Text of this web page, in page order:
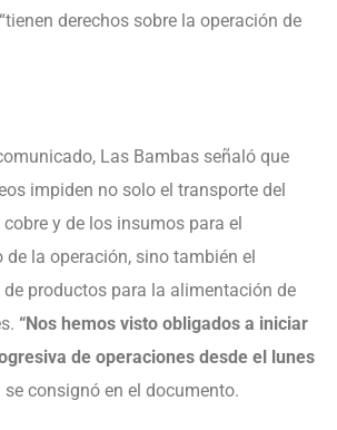
derechos sobre la operación de
Las Bambas señaló que
impiden no solo el transporte del
y de los insumos para el
la operación, sino también el
productos para la alimentación de
“Nos hemos visto obligados a iniciar
de operaciones desde el lunes
se consignó en el documento.